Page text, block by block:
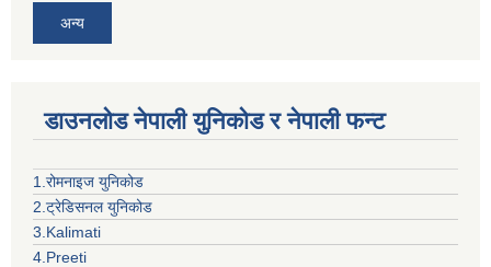
अन्य
डाउनलोड नेपाली युनिकोड र नेपाली फन्ट
1.रोमनाइज युनिकोड
2.ट्रेडिसनल युनिकोड
3.Kalimati
4.Preeti